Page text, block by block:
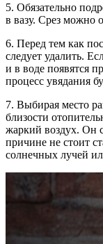
5. Обязательно
в вазу. Срез можно
6. Перед тем как
следует удалить.
и в воде появятся
процесс увядания
7. Выбирая место
близости
жаркий воздух. Он
причине не стоит
солнечных лучей